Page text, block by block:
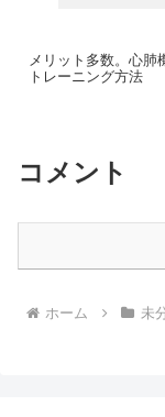
メリット多数。心肺
トレーニング方法
コメント
ホーム 未